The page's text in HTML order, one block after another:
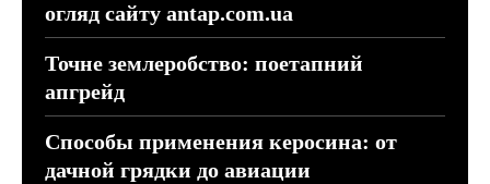
огляд сайту antap.com.ua
Точне землеробство: поетапний
апгрейд
Способы применения керосина: от
дачной грядки до авиации